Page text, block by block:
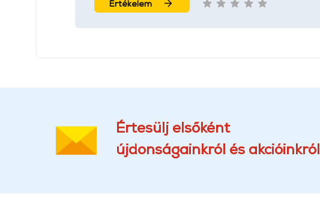
Értékelem
Értesülj elsőként
újdonságainkról és akcióinkról